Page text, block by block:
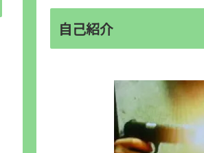
自己紹介